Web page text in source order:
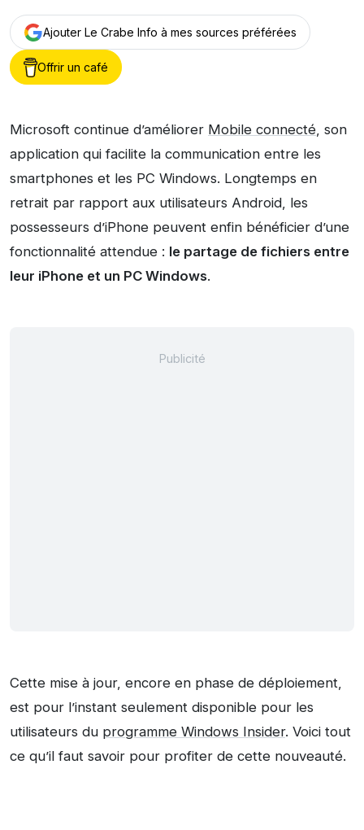
Ajouter Le Crabe Info à mes sources préférées
Offrir un café
Microsoft continue d’améliorer Mobile connecté, son
application qui facilite la communication entre les
smartphones et les PC Windows. Longtemps en
retrait par rapport aux utilisateurs Android, les
possesseurs d’iPhone peuvent enfin bénéficier d’une
fonctionnalité attendue : le partage de fichiers entre
leur iPhone et un PC Windows.
Cette mise à jour, encore en phase de déploiement,
est pour l’instant seulement disponible pour les
utilisateurs du programme Windows Insider. Voici tout
ce qu’il faut savoir pour profiter de cette nouveauté.